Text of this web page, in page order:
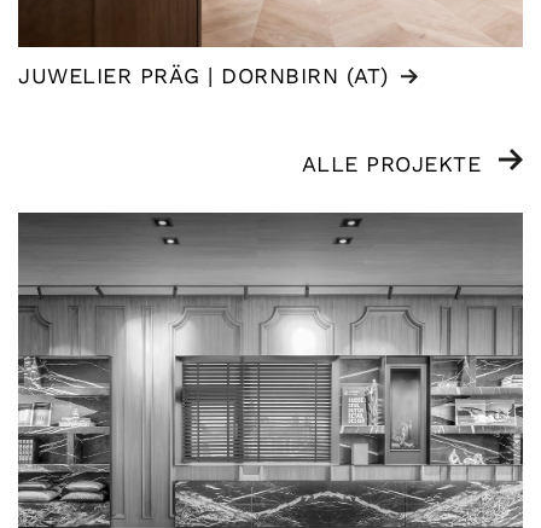
JUWELIER PRÄG | DORNBIRN (AT)
ALLE PROJEKTE